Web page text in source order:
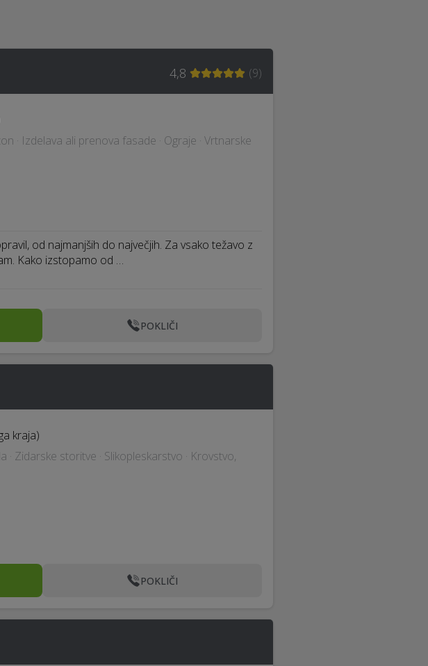
4,8 (9)
· Izdelava ali prenova fasade · Ograje · Vrtnarske
od najmanjših do največjih. Za vsako težavo z
Kako izstopamo od …
POKLIČI
kraja)
· Zidarske storitve · Slikopleskarstvo · Krovstvo,
POKLIČI